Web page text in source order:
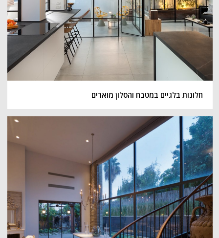
חלונות בלגיים במטבח והסלון מוארים